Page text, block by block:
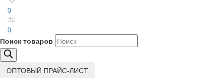
0
0
Поиск товаров
ОПТОВЫЙ ПРАЙС-ЛИСТ